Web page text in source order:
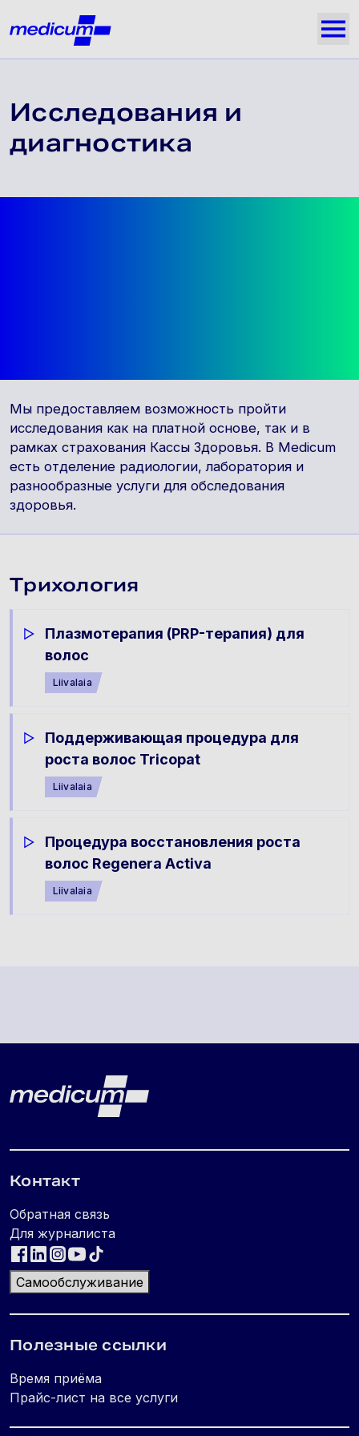
Medicum
Исследования и
диагностика
Мы предоставляем возможность пройти
исследования как на платной основе, так и в
рамках страхования Кассы Здоровья. В Medicum
есть отделение радиологии, лаборатория и
разнообразные услуги для обследования
здоровья.
Tрихология
Плазмотерапия (PRP-терапия) для
волос
Liivalaia
Поддерживающая процедура для
роста волос Tricopat
Liivalaia
Процедура восстановления роста
волос Regenera Activa
Liivalaia
Lehe jalus
Контакт
Обратная связь
Для журналиста
Самообслуживание
Полезные ссылки
Время приёма
Прайс-лист на все услуги